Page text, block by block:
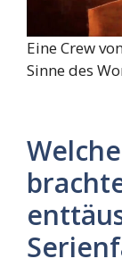
Eine Crew
Sinne des